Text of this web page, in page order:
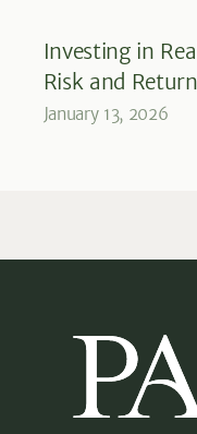
Investing in
Risk and Return
January 13, 2026